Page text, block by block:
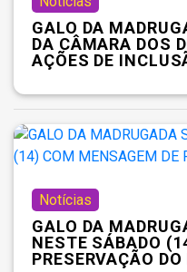
GALO DA
DA CÂMARA DOS
AÇÕES DE
Notícias
GALO DA
NESTE SÁBADO
PRESERVAÇÃO